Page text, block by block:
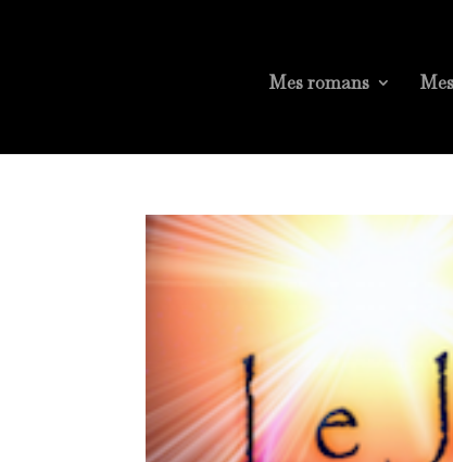
Mes romans